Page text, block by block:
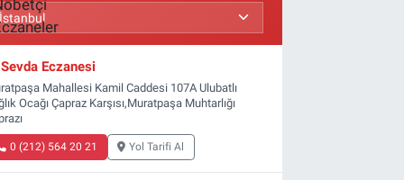
Sevda Eczanesi
Mahallesi Kamil Caddesi 107A Ulubatlı
Ocağı Çapraz Karşısı,Muratpaşa Muhtarlığı
0 (212) 564 20 21 Yol Tarifi Al